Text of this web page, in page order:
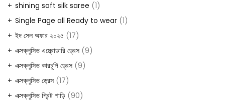
shining soft silk saree 1
Single Page all Ready to wear 1
ইদ সেল অফার ২০২৫ 17
এক্সক্লুসিভ এম্ব্রোডারি ড্রেস 9
এক্সক্লুসিভ কারচুপি ড্রেস 9
এক্সক্লুসিভ ড্রেস 17
এক্সক্লুসিভ প্রিন্ট শাড়ি 90